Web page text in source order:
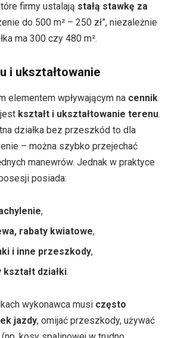
firmy ustalają stałą stawkę za
do 500 m² – 250 zł”, niezależnie
ma 300 czy 480 m².
i ukształtowanie
elementem wpływającym na cennik
jest kształt i ukształtowanie terenu.
działka bez przeszkód to dla
– można szybko przejechać
manewrów. Jednak w praktyce
posiada:
,
rabaty kwiatowe,
i inne przeszkody,
działki.
wykonawca musi często
jazdy, omijać przeszkody, używać